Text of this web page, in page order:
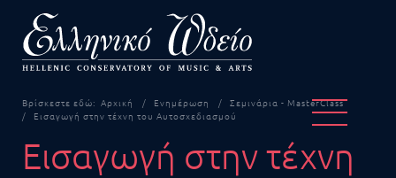
Βρίσκεστε εδώ: Αρχική Ενημέρωση
Σεμινάρια - MasterClass
Εισαγωγή στην τέχνη του Αυτοσχεδιασμού
Εισαγωγή στην τέχνη